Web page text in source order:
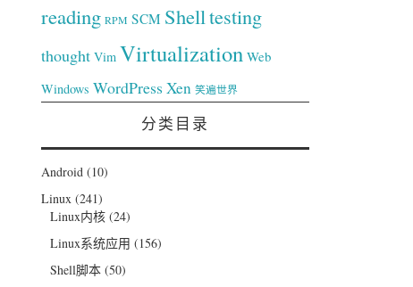
reading RPM SCM Shelltesting
thought Vim Virtualization Web
Windows WordPress Xen 笑遍世界
分类目录
Android(10)
Linux(241)
Linux内核(24)
Linux系统应用 (156)
Shell脚本(50)